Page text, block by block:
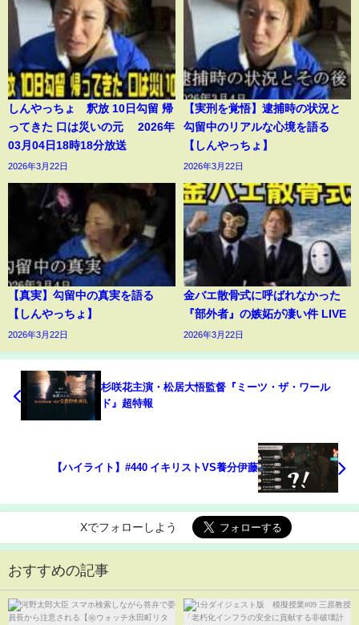
しんやっちょ 釈放 10日勾留 帰
ってきた 口は災いの元 2026年
03月04日18時18分放送
2026年3月22日
【実刑を覚悟】逮捕時の状況と
勾留中のリアルな心境を語る
【しんやっちょ】
2026年3月22日
【真実】勾留中の真実を語る
【しんやっちょ】
2026年3月22日
金バエ散骨式に呼ばれなかった
『部外者』の嫉妬が凄い件 LIVE
2026年3月22日
杉咲花主演・松居大悟監督『ミーツ・ザ・ワール
ド』超特報
【ハイライト】#440 イキリストVS養分伊藤
Xでフォローしよう
おすすめの記事